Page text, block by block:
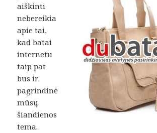
aiškinti
nebereikia
apie tai,
kad batai
internetu
taip pat
bus ir
pagrindinė
mūsų
šiandienos
tema.